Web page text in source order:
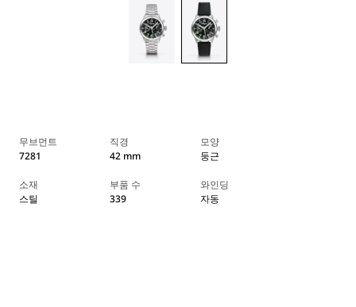
무브먼트
7281
직경
42 mm
모양
둥근
소재
스틸
부품 수
339
와인딩
자동